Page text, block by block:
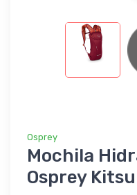
Osprey
Mochila
Osprey